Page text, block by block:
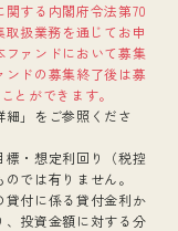
する内閣府令法第70
扱業務を通じてお申
ファンドにおいて募集
ドの募集終了後は募
とができます。
細」をご参照くださ
標・想定利回り（税控
では有りません。
貸付に係る貸付金利か
、投資金額に対する分